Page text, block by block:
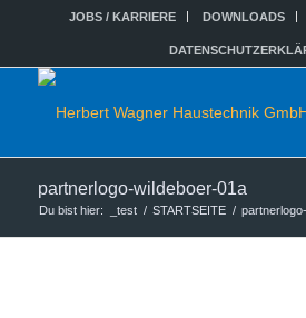
JOBS / KARRIERE DOWNLOADS
partnerlogo-wildeboer-01a
Du bist hier: _test / STARTSEITE /